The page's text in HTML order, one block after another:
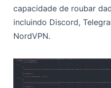
capacidade de roubar
incluindo Discord,
NordVPN.